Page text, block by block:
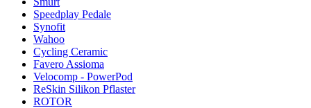
Speedplay Pedale
Synofit
Wahoo
Cycling Ceramic
Favero Assioma
Velocomp - PowerPod
ReSkin Silikon Pflaster
ROTOR